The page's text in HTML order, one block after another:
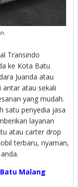
Transindo
ke Kota Batu
Juanda atau
antar atau sekali
yang mudah.
satu penyedia jasa
layanan
atau carter drop
terbaru, nyaman,
Malang